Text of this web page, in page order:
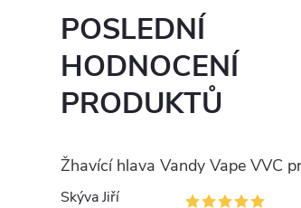
POSLEDNÍ
HODNOCENÍ
PRODUKTŮ
Skýva Jiří